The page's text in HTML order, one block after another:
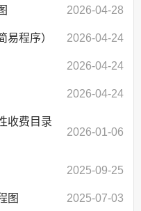
2026-04-28
易程序） 2026-04-24
2026-04-24
2026-04-24
收费目录
2026-01-06
2025-09-25
图 2025-07-03